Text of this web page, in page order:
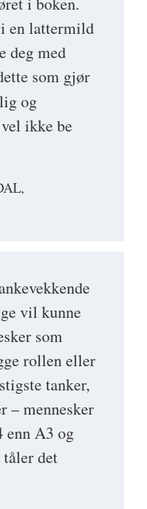
en lattermild
deg med
som gjør
og
ikke be
vil kunne
som
rollen eller
tanker,
– mennesker
enn A3 og
det